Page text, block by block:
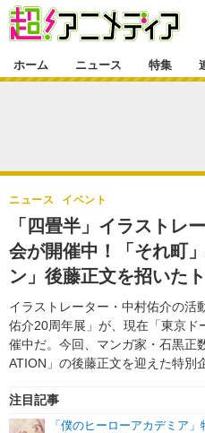
ゲーム・アプリ
グッズ
声優
舞台
特集一覧
ラキりす
連載マンガ
連載マンガ一覧
番組・動画
番組・動画一覧
動画
連載・ブログ
連載・ブログ一覧
編集部ブログ・お知らせ
ホーム ニュース 特集
「四畳半」イラストレ
会が開催中！「それ町
ン」後藤正文を招いた
イラストレーター・中村佑介の活
佑介20周年展」が、現在「東京ド
催中だ。今回、マンガ家・石黒正
ATION」の後藤正文を迎えた特別
ニュース イベント
注目記事
「僕のヒーローアカデミア